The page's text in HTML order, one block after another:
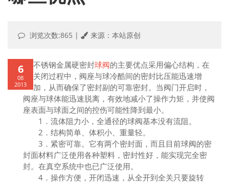
浏览次数:865 | 来源：本站原创
6
08
2013
不锈钢金属硬密封球阀的主要优点采用偏心结构，在
关闭过程中，阀座与球冷酷间的密封比压能迅速增
加，从而确保了密封副的可靠密封。当阀门开启时，
阀座与球体能迅速脱离，有效地减小了操作力矩，并使阀
座表面与球面之间的控伤可能性降到最小。
1．流体阻力小，全通径的球阀基本没有流阻。
2．结构简单、体积小、重量轻。
3．紧密可靠。它有两个密封面，而且目前球阀的密
封面材料广泛使用各种塑料，密封性好，能实现完全密
封。在真空系统中也已广泛使用。
4．操作方便，开闭迅速，从全开到全关只要旋转